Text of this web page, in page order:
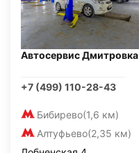
Автосервис Дмитровка
+7 (499) 110-28-43
Бибирево(1,6 км)
Алтуфьево(2,35 км)